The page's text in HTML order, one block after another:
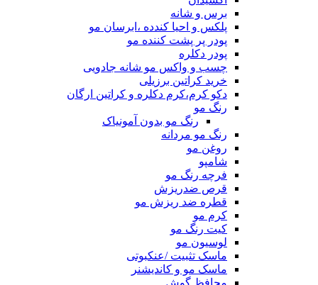
برس و شانه
پلکس و احیا کندده ،ابرسان مو
پودر پر پشت کننده مو
پودر دکلره
چسب و واکس مو شانه جادویی
خرید کراتین برزیلی
دکو کرم،کرم دکلره و کراتین ارگان
رنگ مو
رنگ مو بدون آمونیاک
رنگ مو مردانه
روغن مو
شامپو
فرچه رنگ مو
قرص ضدریزش
قطره ضد ریزش مو
کرم مو
کیت رنگ مو
لوسیون مو
ماسک تثبیت /عنکبوتی
ماسک مو و کاندیشنر
محافظ گوش